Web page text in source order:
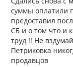
суммы оплатили
предоставил
СБ и о том что и
труд !! Не
Петриковка
продавцов